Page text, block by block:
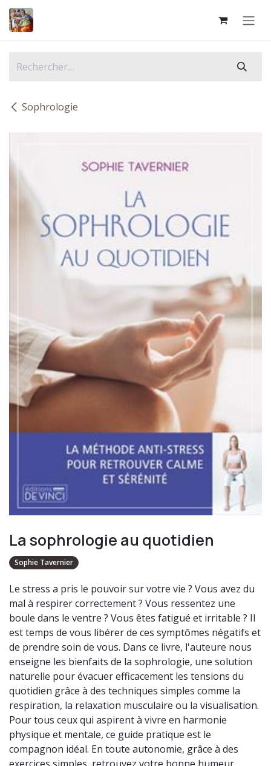
Se rendre au contenu
Sophrologie
La sophrologie au quotidien
Sophie Tavernier
Le stress a pris le pouvoir sur votre vie ? Vous avez du
mal à respirer correctement ? Vous ressentez une
boule dans le ventre ? Vous êtes fatigué et irritable ? Il
est temps de vous libérer de ces symptômes négatifs et
de prendre soin de vous. Dans ce livre, l'auteure nous
enseigne les bienfaits de la sophrologie, une solution
naturelle pour évacuer efficacement les tensions du
quotidien grâce à des techniques simples comme la
respiration, la relaxation musculaire ou la visualisation.
Pour tous ceux qui aspirent à vivre en harmonie
physique et mentale, ce guide pratique est le
compagnon idéal. En toute autonomie, grâce à des